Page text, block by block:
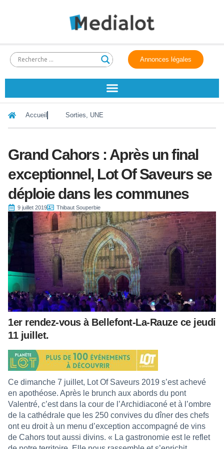
Annonces légales
Accueil Sorties, UNE
Grand Cahors : Après un final
exceptionnel, Lot Of Saveurs se
déploie dans les communes
9 juillet 2019 Thibaut Souperbie
1er rendez-vous à Bellefont-La-Rauze ce jeudi
11 juillet.
Ce dimanche 7 juillet, Lot Of Saveurs 2019 s’est achevé
en apothéose. Après le brunch aux abords du pont
Valentré, c’est dans la cour de l’Archidiaconé et à l’ombre
de la cathédrale que les 250 convives du dîner des chefs
ont eu droit à un menu d’exception accompagné de vins
de Cahors tout aussi divins. « La gastronomie est le reflet